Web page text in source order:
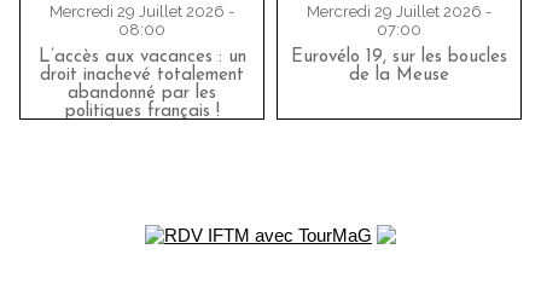
Mercredi 29 Juillet 2026 -
08:00
L’accès aux vacances : un
droit inachevé totalement
abandonné par les
politiques français !
Mercredi 29 Juillet 2026 -
07:00
Eurovélo 19, sur les boucles
de la Meuse